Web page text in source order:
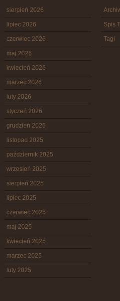
sierpień 2026
lipiec 2026
czerwiec 2026
maj 2026
kwiecień 2026
marzec 2026
luty 2026
styczeń 2026
grudzień 2025
listopad 2025
październik 2025
wrzesień 2025
sierpień 2025
lipiec 2025
czerwiec 2025
maj 2025
kwiecień 2025
marzec 2025
luty 2025
Spis
Tagi